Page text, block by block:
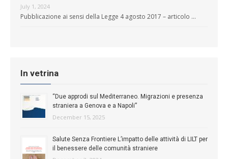
July 1, 2024
Pubblicazione ai sensi della Legge 4 agosto 2017 – articolo …
In vetrina
“Due approdi sul Mediterraneo. Migrazioni e presenza
straniera a Genova e a Napoli”
December 15, 2025
Salute Senza Frontiere L’impatto delle attività di LILT per
il benessere delle comunità straniere